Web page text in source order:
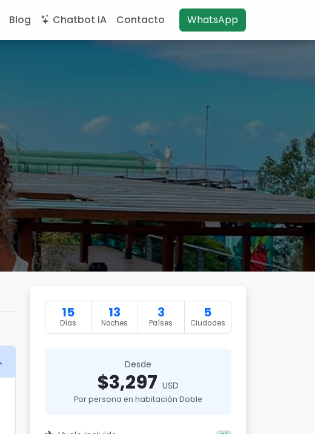
Blog Chatbot IA Contacto WhatsApp
15
Días
13
Noches
3
Países
5
Ciudades
Desde
$3,297 USD
Por persona en habitación Doble